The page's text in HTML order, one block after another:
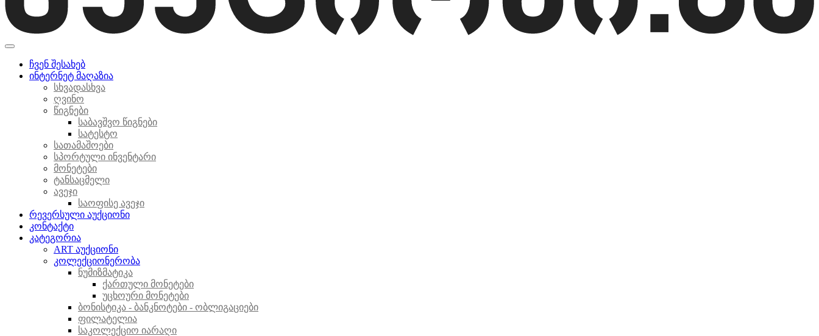
ჩვენ შესახებ
ინტერნეტ მაღაზია
სხვადასხვა
ღვინო
წიგნები
საბავშვო წიგნები
სატესტო
სათამაშოები
სპორტული ინვენტარი
მონეტები
ტანსაცმელი
ავეჯი
საოფისე ავეჯი
რევერსული აუქციონი
კონტაქტი
კატეგორია
ART აუქციონი
კოლექციონერობა
ნუმიზმატიკა
ქართული მონეტები
უცხოური მონეტები
ბონისტიკა - ბანკნოტები - ობლიგაციები
ფილატელია
საკოლექციო იარაღი